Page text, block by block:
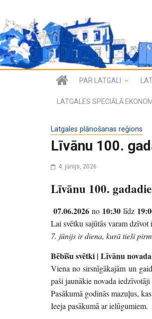
PAR LATGALI
LATGALES SPECIĀLĀ
Latgales plānošanas reģions
Līvānu 100.
4. jūnijs, 2026
Līvānu 100.
07.06.2026 no 10:30 līdz
Lai svētku sajūtās varam dzīvot
7. jūnijs ir diena, kurā tieši
Bēbīšu svētki | Līvānu
Viena no sirsnīgākajām un
paši jaunākie novada
Pasākumā godinās mazuļus,
Ieeja pasākumā ar ielūgumiem.